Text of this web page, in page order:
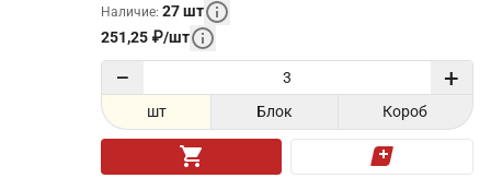
Наличие: 27шт
251,25 ₽/шт
− +
шт Блок Короб